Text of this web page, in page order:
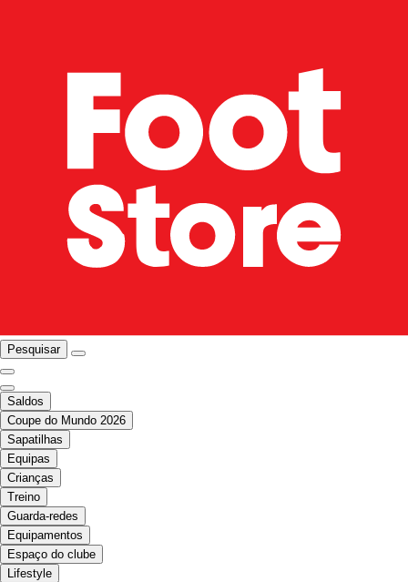
Pesquisar
Saldos
Coupe do Mundo 2026
Sapatilhas
Equipas
Crianças
Treino
Guarda-redes
Equipamentos
Espaço do clube
Lifestyle